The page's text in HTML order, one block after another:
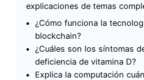
explicaciones de temas
¿Cómo funciona la
blockchain?
¿Cuáles son los síntomas
deficiencia de vitamina D?
Explica la computación